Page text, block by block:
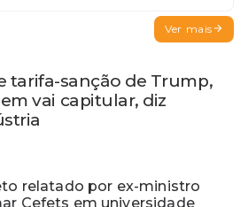
Ver mais
tarifa-sanção de Trump,
vai capitular, diz
relatado por ex-ministro
Cefets em universidade